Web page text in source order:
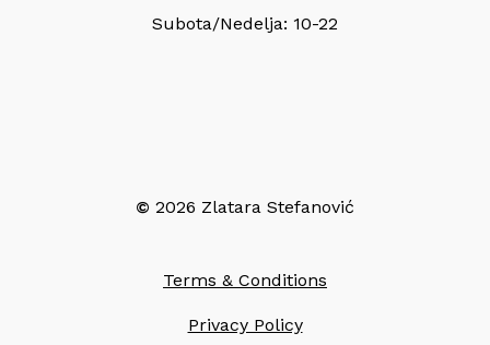
Subota/Nedelja: 10-22
© 2026 Zlatara Stefanović
Terms & Conditions
Privacy Policy